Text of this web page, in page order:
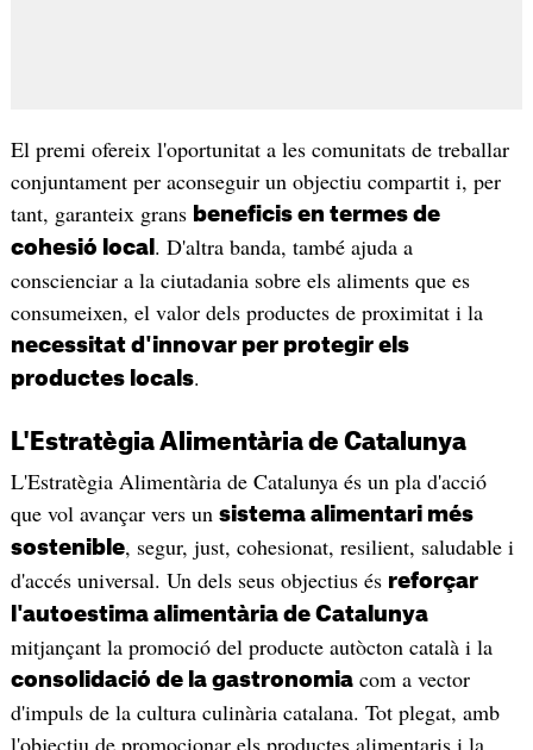
El premi ofereix l'oportunitat a les comunitats de treballar
conjuntament per aconseguir un objectiu compartit i, per
tant, garanteix grans beneficis en termes de
cohesió local . D'altra banda, també ajuda a
conscienciar a la ciutadania sobre els aliments que es
consumeixen, el valor dels productes de proximitat i la
necessitat d'innovar per protegir els
productes locals.
L'Estratègia Alimentària de Catalunya
L'Estratègia Alimentària de Catalunya és un pla d'acció
que vol avançar vers un sistema alimentari més
sostenible, segur, just, cohesionat, resilient, saludable i
d'accés universal. Un dels seus objectius és reforçar
l'autoestima alimentària de Catalunya
mitjançant la promoció del producte autòcton català i la
consolidació de la gastronomiacom a vector
d'impuls de la cultura culinària catalana. Tot plegat, amb
l'objectiu de promocionar els productes alimentaris i la